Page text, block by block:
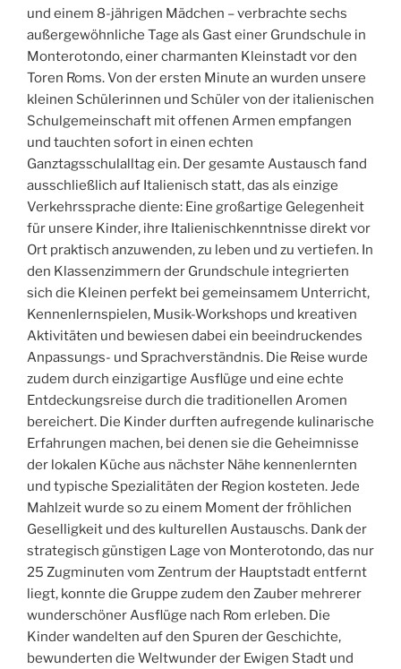
und einem 8-jährigen Mädchen – verbrachte sechs
außergewöhnliche Tage als Gast einer Grundschule in
Monterotondo, einer charmanten Kleinstadt vor den
Toren Roms. Von der ersten Minute an wurden unsere
kleinen Schülerinnen und Schüler von der italienischen
Schulgemeinschaft mit offenen Armen empfangen
und tauchten sofort in einen echten
Ganztagsschulalltag ein. Der gesamte Austausch fand
ausschließlich auf Italienisch statt, das als einzige
Verkehrssprache diente: Eine großartige Gelegenheit
für unsere Kinder, ihre Italienischkenntnisse direkt vor
Ort praktisch anzuwenden, zu leben und zu vertiefen. In
den Klassenzimmern der Grundschule integrierten
sich die Kleinen perfekt bei gemeinsamem Unterricht,
Kennenlernspielen, Musik-Workshops und kreativen
Aktivitäten und bewiesen dabei ein beeindruckendes
Anpassungs- und Sprachverständnis. Die Reise wurde
zudem durch einzigartige Ausflüge und eine echte
Entdeckungsreise durch die traditionellen Aromen
bereichert. Die Kinder durften aufregende kulinarische
Erfahrungen machen, bei denen sie die Geheimnisse
der lokalen Küche aus nächster Nähe kennenlernten
und typische Spezialitäten der Region kosteten. Jede
Mahlzeit wurde so zu einem Moment der fröhlichen
Geselligkeit und des kulturellen Austauschs. Dank der
strategisch günstigen Lage von Monterotondo, das nur
25 Zugminuten vom Zentrum der Hauptstadt entfernt
liegt, konnte die Gruppe zudem den Zauber mehrerer
wunderschöner Ausflüge nach Rom erleben. Die
Kinder wandelten auf den Spuren der Geschichte,
bewunderten die Weltwunder der Ewigen Stadt und